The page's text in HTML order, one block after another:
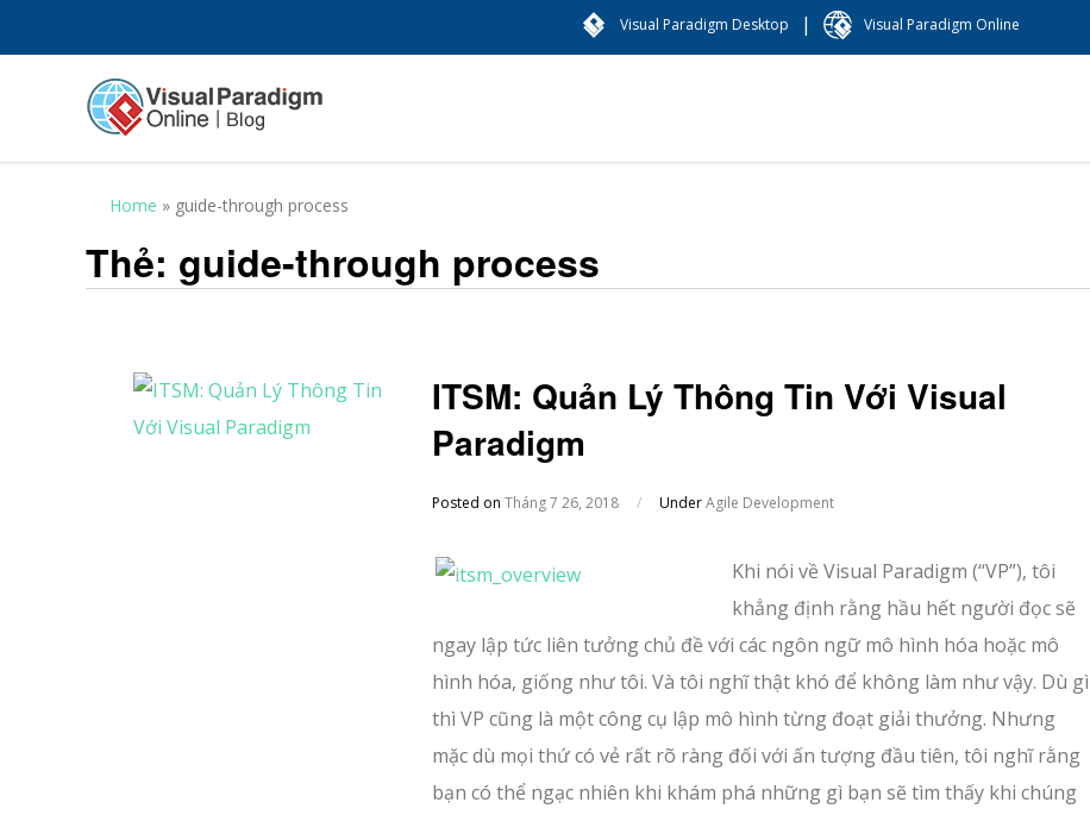
Visual Paradigm Desktop | Visual Paradigm Online
Home » guide-through process
Thẻ: guide-through process
ITSM: Quản Lý Thông Tin Với Visual
Paradigm
Posted onTháng 7 26, 2018 / UnderAgile Development
Khi nói về Visual Paradigm (“VP”), tôi
khẳng định rằng hầu hết người đọc sẽ
ngay lập tức liên tưởng chủ đề với các ngôn ngữ mô hình hóa hoặc mô
hình hóa, giống như tôi. Và tôi nghĩ thật khó để không làm như vậy. Dù gì
thì VP cũng là một công cụ lập mô hình từng đoạt giải thưởng. Nhưng
mặc dù mọi thứ có vẻ rất rõ ràng đối với ấn tượng đầu tiên, tôi nghĩ rằng
bạn có thể ngạc nhiên khi khám phá những gì bạn sẽ tìm thấy khi chúng